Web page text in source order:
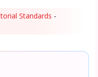
Standards -